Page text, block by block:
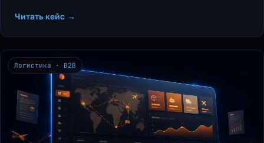
Читать кейс →
Логистика · B2B